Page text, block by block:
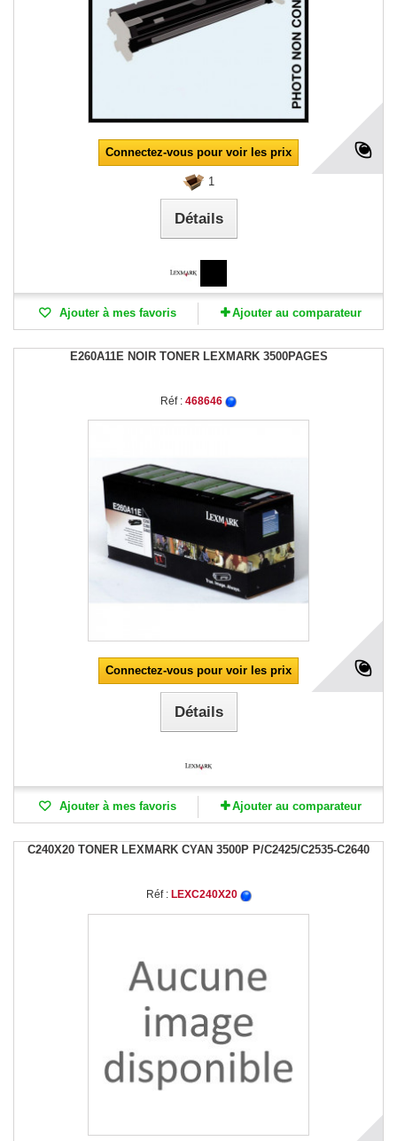
Connectez-vous pour voir les prix
1
Détails
Ajouter à mes favoris Ajouter au comparateur
E260A11E NOIR TONER LEXMARK 3500PAGES
Réf : 468646
Connectez-vous pour voir les prix
Détails
Ajouter à mes favoris Ajouter au comparateur
C240X20 TONER LEXMARK CYAN 3500P P/C2425/C2535-C2640
Réf : LEXC240X20